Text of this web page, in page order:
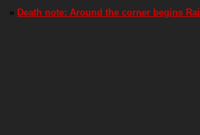
» Death note: Around the corner begins Rai